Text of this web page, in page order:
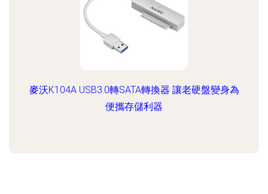
麥沃K104A USB3.0轉SATA轉換器 讓老硬盤變身為
便攜存儲利器